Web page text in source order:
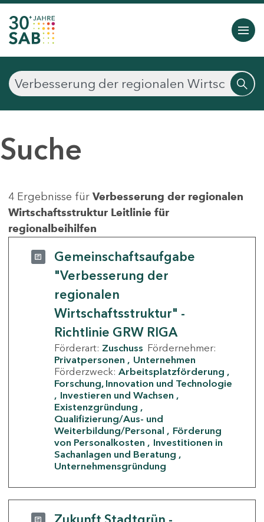
Suche
4 Ergebnisse für Verbesserung der regionalen
Wirtschaftsstruktur Leitlinie für
regionalbeihilfen
Gemeinschaftsaufgabe
"Verbesserung der
regionalen
Wirtschaftsstruktur" -
Richtlinie GRW RIGA
Förderart: Zuschuss Fördernehmer:
Privatpersonen
Unternehmen
Förderzweck: Arbeitsplatzförderung
Forschung, Innovation und Technologie
Investieren und Wachsen
Existenzgründung
Qualifizierung/Aus- und
Weiterbildung/Personal
Förderung
von Personalkosten
Investitionen in
Sachanlagen und Beratung
Unternehmensgründung